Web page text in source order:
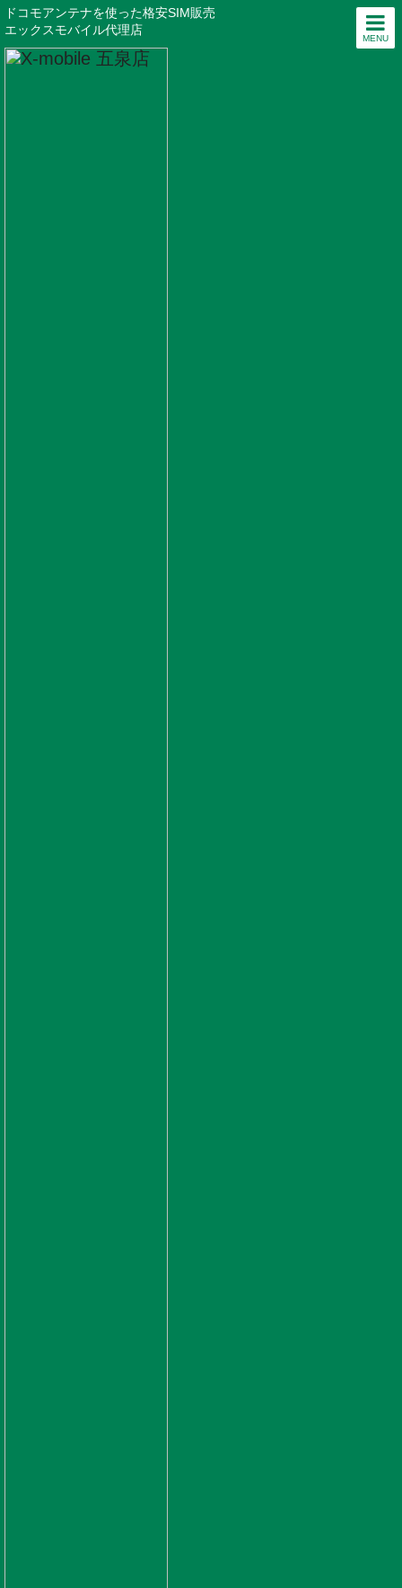
MENU
ドコモアンテナを使った格安SIM販売
エックスモバイル代理店